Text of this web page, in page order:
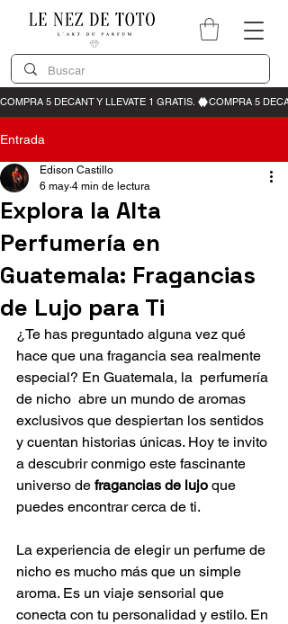
Entrada
Explora la Alta
Perfumería en
Guatemala: Fragancias
de Lujo para Ti
Edison Castillo
6 may 4 min de lectura
¿Te has preguntado alguna vez qué
hace que una fragancia sea realmente
especial? En Guatemala, la  perfumería
de nicho  abre un mundo de aromas
exclusivos que despiertan los sentidos
y cuentan historias únicas. Hoy te invito
a descubrir conmigo este fascinante
universo de fragancias de lujo que
puedes encontrar cerca de ti.
La experiencia de elegir un perfume de
nicho es mucho más que un simple
aroma. Es un viaje sensorial que
conecta con tu personalidad y estilo. En